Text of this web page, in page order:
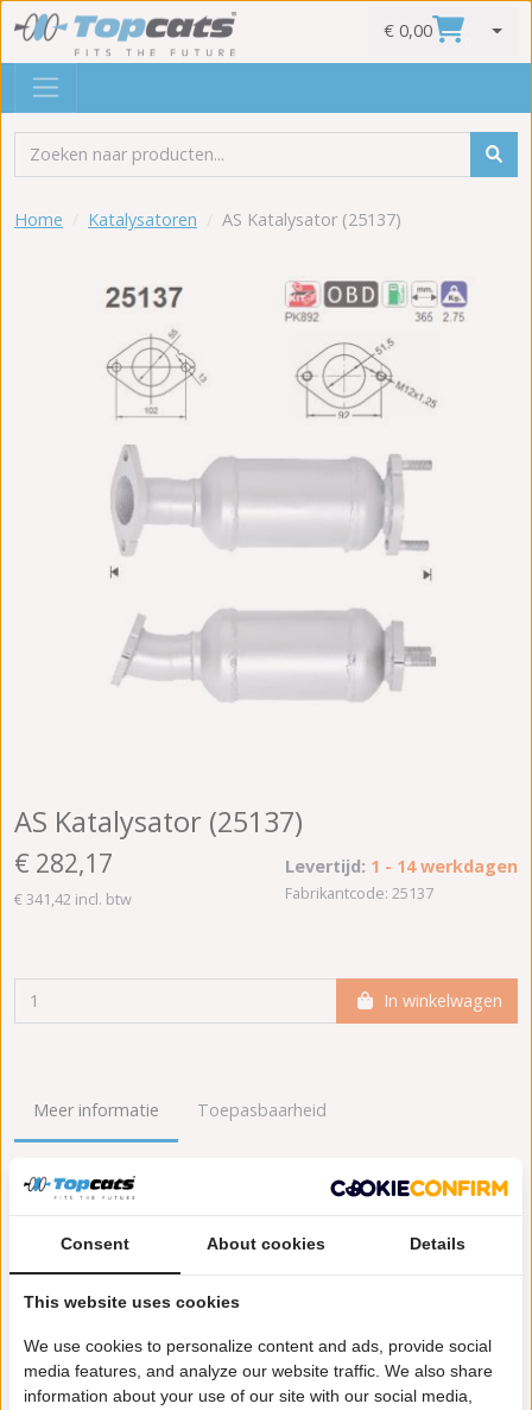
€ 0,00
Home Katalysatoren AS Katalysator (25137)
AS Katalysator (25137)
€ 282,17
€ 341,42 incl. btw
Levertijd: 1 - 14 werkdagen
Fabrikantcode: 25137
In winkelwagen
Meer informatie Toepasbaarheid
Origineel nummers
Lengte [mm]:
Emissienorm:
Conform EG/ECE:
Consent About cookies Details
This website uses cookies
We use cookies to personalize content and ads, provide social
media features, and analyze our website traffic. We also share
information about your use of our site with our social media,